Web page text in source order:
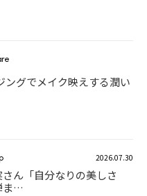
ングでメイク映えする潤い
2026.07.30
ん「自分なりの美しさ
ま…